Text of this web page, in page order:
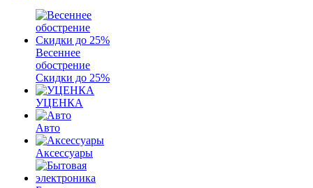
Весеннее
обострение
Скидки до 25%
УЦЕНКА
Авто
Аксессуары